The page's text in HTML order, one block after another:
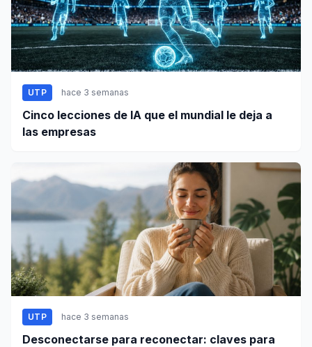
UTP hace 3 semanas
Cinco lecciones de IA que el mundial le deja a
las empresas
UTP hace 3 semanas
Desconectarse para reconectar: claves para